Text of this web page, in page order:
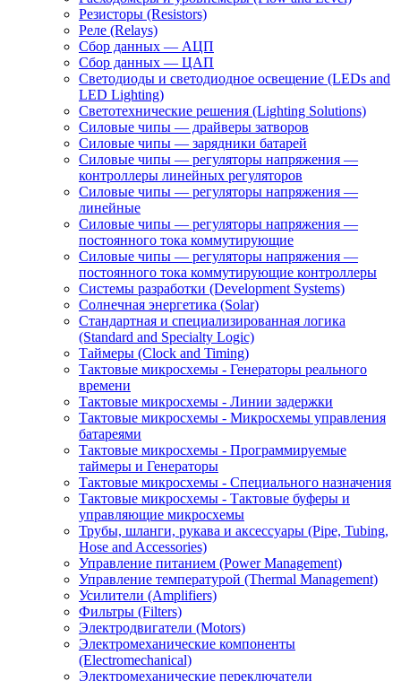
Резисторы (Resistors)
Реле (Relays)
Сбор данных — АЦП
Сбор данных — ЦАП
Светодиоды и светодиодное освещение (LEDs and
LED Lighting)
Светотехнические решения (Lighting Solutions)
Силовые чипы — драйверы затворов
Силовые чипы — зарядники батарей
Силовые чипы — регуляторы напряжения —
контроллеры линейных регуляторов
Силовые чипы — регуляторы напряжения —
линейные
Силовые чипы — регуляторы напряжения —
постоянного тока коммутирующие
Силовые чипы — регуляторы напряжения —
постоянного тока коммутирующие контроллеры
Системы разработки (Development Systems)
Солнечная энергетика (Solar)
Стандартная и специализированная логика
(Standard and Specialty Logic)
Таймеры (Clock and Timing)
Тактовые микросхемы - Генераторы реального
времени
Тактовые микросхемы - Линии задержки
Тактовые микросхемы - Микросхемы управления
батареями
Тактовые микросхемы - Программируемые
таймеры и Генераторы
Тактовые микросхемы - Специального назначения
Тактовые микросхемы - Тактовые буферы и
управляющие микросхемы
Трубы, шланги, рукава и аксессуары (Pipe, Tubing,
Hose and Accessories)
Управление питанием (Power Management)
Управление температурой (Thermal Management)
Усилители (Amplifiers)
Фильтры (Filters)
Электродвигатели (Motors)
Электромеханические компоненты
(Electromechanical)
Электромеханические переключатели